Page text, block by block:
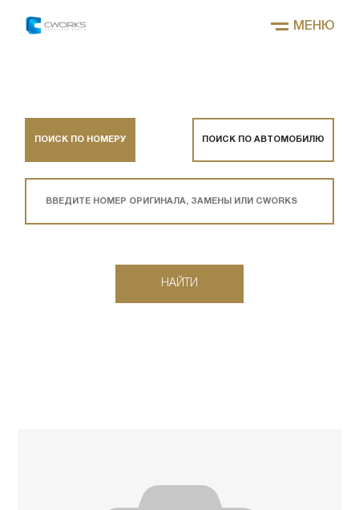
МЕНЮ
ПОИСК ПО НОМЕРУ ПОИСК ПО АВТОМОБИЛЮ